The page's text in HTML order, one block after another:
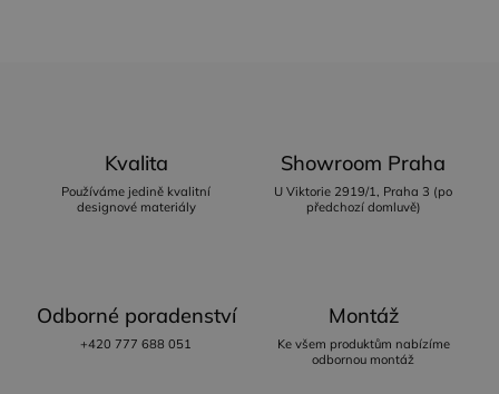
Kvalita
Používáme jedině kvalitní
designové materiály
Showroom Praha
U Viktorie 2919/1, Praha 3 (po
předchozí domluvě)
Odborné poradenství
+420 777 688 051
Montáž
Ke všem produktům nabízíme
odbornou montáž